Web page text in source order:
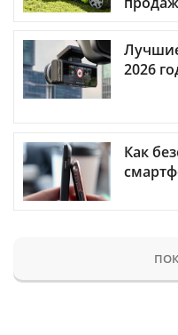
2026
Как